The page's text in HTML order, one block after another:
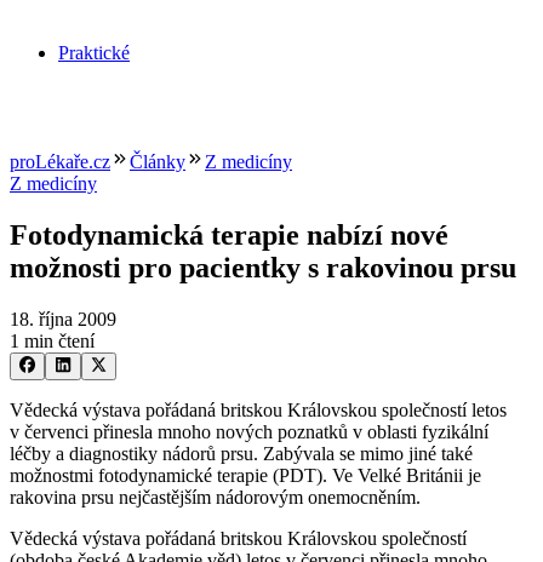
Praktické
proLékaře.cz Články
Z medicíny
Z medicíny
Fotodynamická terapie nabízí nové
možnosti pro pacientky s rakovinou prsu
18. října 2009
1 min čtení
Vědecká výstava pořádaná britskou Královskou společností letos
v červenci přinesla mnoho nových poznatků v oblasti fyzikální
léčby a diagnostiky nádorů prsu. Zabývala se mimo jiné také
možnostmi fotodynamické terapie (PDT). Ve Velké Británii je
rakovina prsu nejčastějším nádorovým onemocněním.
Vědecká výstava pořádaná britskou Královskou společností